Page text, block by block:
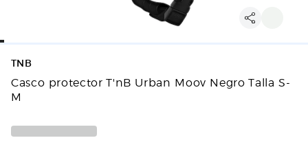
TNB
Casco protector T'nB Urban Moov Negro Talla S-
M